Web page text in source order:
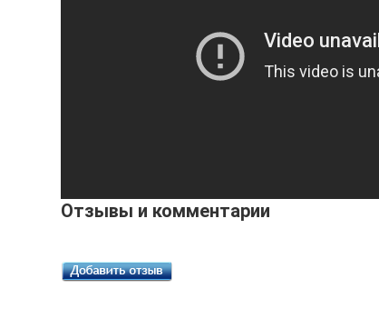
Отзывы и комментарии